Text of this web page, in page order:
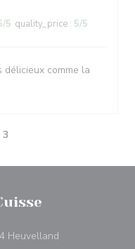
/5 quality_price : 5/5
comme la
3
Heuvelland((öppnas i ett